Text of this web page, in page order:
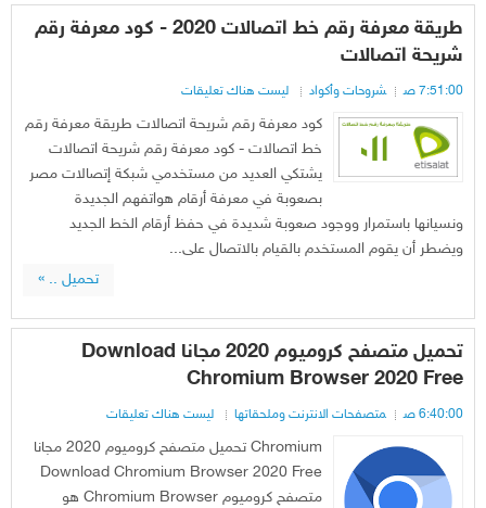
طريقة معرفة رقم خط اتصالات 2020 - كود معرفة رقم
شريحة اتصالات
7:51:00 ص شروحات وأكواد ليست هناك تعليقات
كود معرفة رقم شريحة اتصالات طريقة معرفة رقم
خط اتصالات - كود معرفة رقم شريحة اتصالات
يشتكي العديد من مستخدمي شبكة إتصالات مصر
بصعوبة في معرفة أرقام هواتفهم الجديدة
ونسيانها باستمرار ووجود صعوبة شديدة في حفظ أرقام الخط الجديد
ويضطر أن يقوم المستخدم بالقيام بالاتصال على...
تحميل .. »
تحميل متصفح كروميوم 2020 مجانا Download
Chromium Browser 2020 Free
6:40:00 ص متصفحات الانترنت وملحقاتها ليست هناك تعليقات
Chromium تحميل متصفح كروميوم 2020 مجانا
Download Chromium Browser 2020 Free
متصفح كروميوم Chromium Browser هو